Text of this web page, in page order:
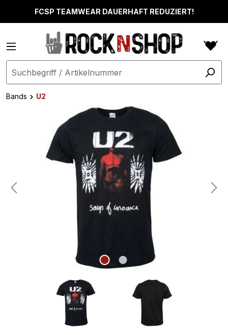
springenFCSP TEAMWEAR DAUERHAFT REDUZIERT!
Bands
U2
Bildergalerie überspringen